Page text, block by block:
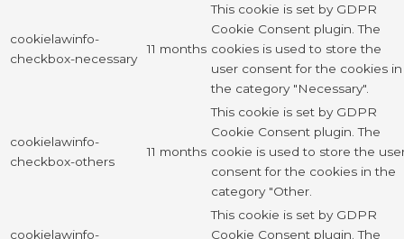
cookielawinfo-
checkbox-necessary
11 months
This cookie is set by GDPR
Cookie Consent plugin. The
cookies is used to store the
user consent for the cookies in
the category "Necessary".
cookielawinfo-
checkbox-others
11 months
This cookie is set by GDPR
Cookie Consent plugin. The
cookie is used to store the
consent for the cookies in the
category "Other.
cookielawinfo-
This cookie is set by GDPR
Cookie Consent plugin. The